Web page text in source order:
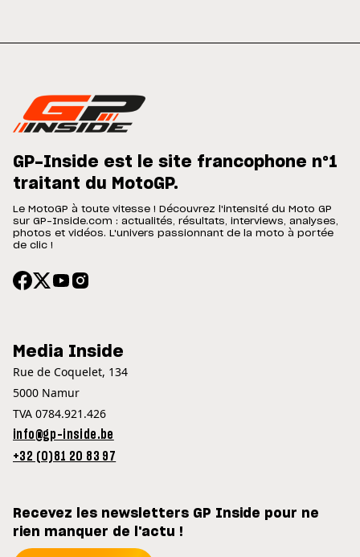
GP-Inside est le site francophone n°1
traitant du MotoGP.
Le MotoGP à toute vitesse ! Découvrez l'intensité du Moto GP
sur GP-Inside.com : actualités, résultats, interviews, analyses,
photos et vidéos. L'univers passionnant de la moto à portée
de clic !
Media Inside
Rue de Coquelet, 134
5000 Namur
TVA 0784.921.426
info@gp-inside.be
+32 (0)81 20 83 97
Recevez les newsletters GP Inside pour ne
rien manquer de l'actu !